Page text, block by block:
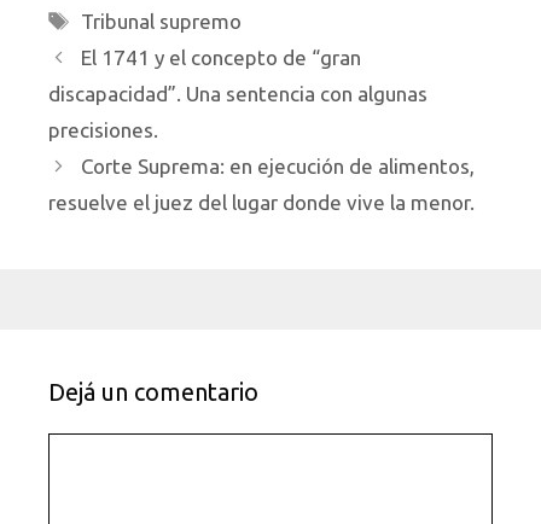
Etiquetas
Tribunal supremo
El 1741 y el concepto de “gran
discapacidad”. Una sentencia con algunas
precisiones.
Corte Suprema: en ejecución de alimentos,
resuelve el juez del lugar donde vive la menor.
Dejá un comentario